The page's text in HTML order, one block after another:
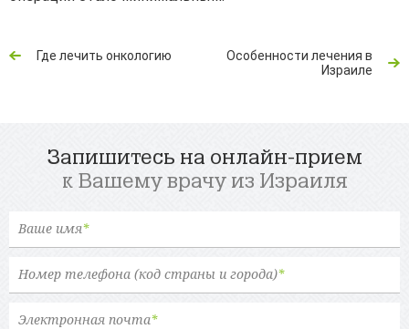
Где лечить онкологию
Особенности лечения в
Израиле
Запишитесь на онлайн-прием
к Вашему врачу из Израиля
Ваше имя*
Номер телефона (код страны и города)*
Электронная почта*